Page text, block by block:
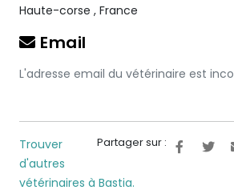
Haute-corse , France
Email
L'adresse email du vétérinaire est
Partager sur :
Trouver
d'autres
vétérinaires à Bastia.